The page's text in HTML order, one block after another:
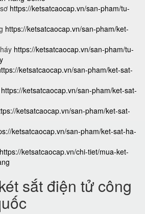
https://ketsatcaocap.vn/san-pham/tu-
https://ketsatcaocap.vn/san-pham/ket-
https://ketsatcaocap.vn/san-pham/tu-
ketsatcaocap.vn/san-pham/ket-sat-
https://ketsatcaocap.vn/san-pham/ket-sat-
ketsatcaocap.vn/san-pham/ket-sat-
ketsatcaocap.vn/san-pham/ket-sat-ha-
https://ketsatcaocap.vn/chi-tiet/mua-ket-
sắt điện tử công